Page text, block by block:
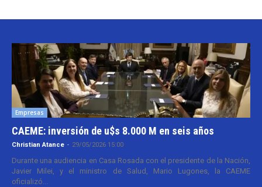
Empresas
CAEME: inversión de u$s 8.000 M en seis años
Christian Atance - 29/05/2026 15:00
Durante una audiencia en Casa Rosada con el presidente de la Nación,
Javier Milei, y el ministro de Salud, Mario Lugones, la CAEME
oficializó...